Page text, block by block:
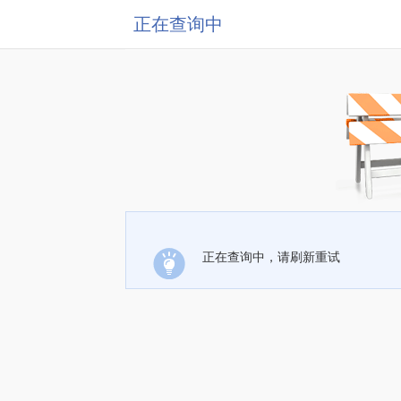
正在查询中
正在查询中，请刷新重试